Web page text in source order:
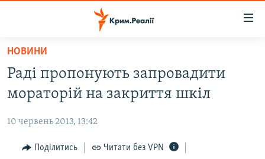
Перейти
основного
матеріалу
Перейти
до
навігації
ВОДА.КРИМ
ВІДЕО ТА ФОТО
ПОЛІТИКА
БЛОГИ
НОВИНИ
Раді пропонують запровадити
мораторій на закриття шкіл
10 червень 2013, 13:42
Поділитись Читати без VPN